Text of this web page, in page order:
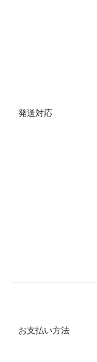
発送対応
お支払い方法